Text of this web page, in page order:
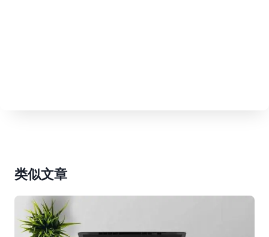
类似文章